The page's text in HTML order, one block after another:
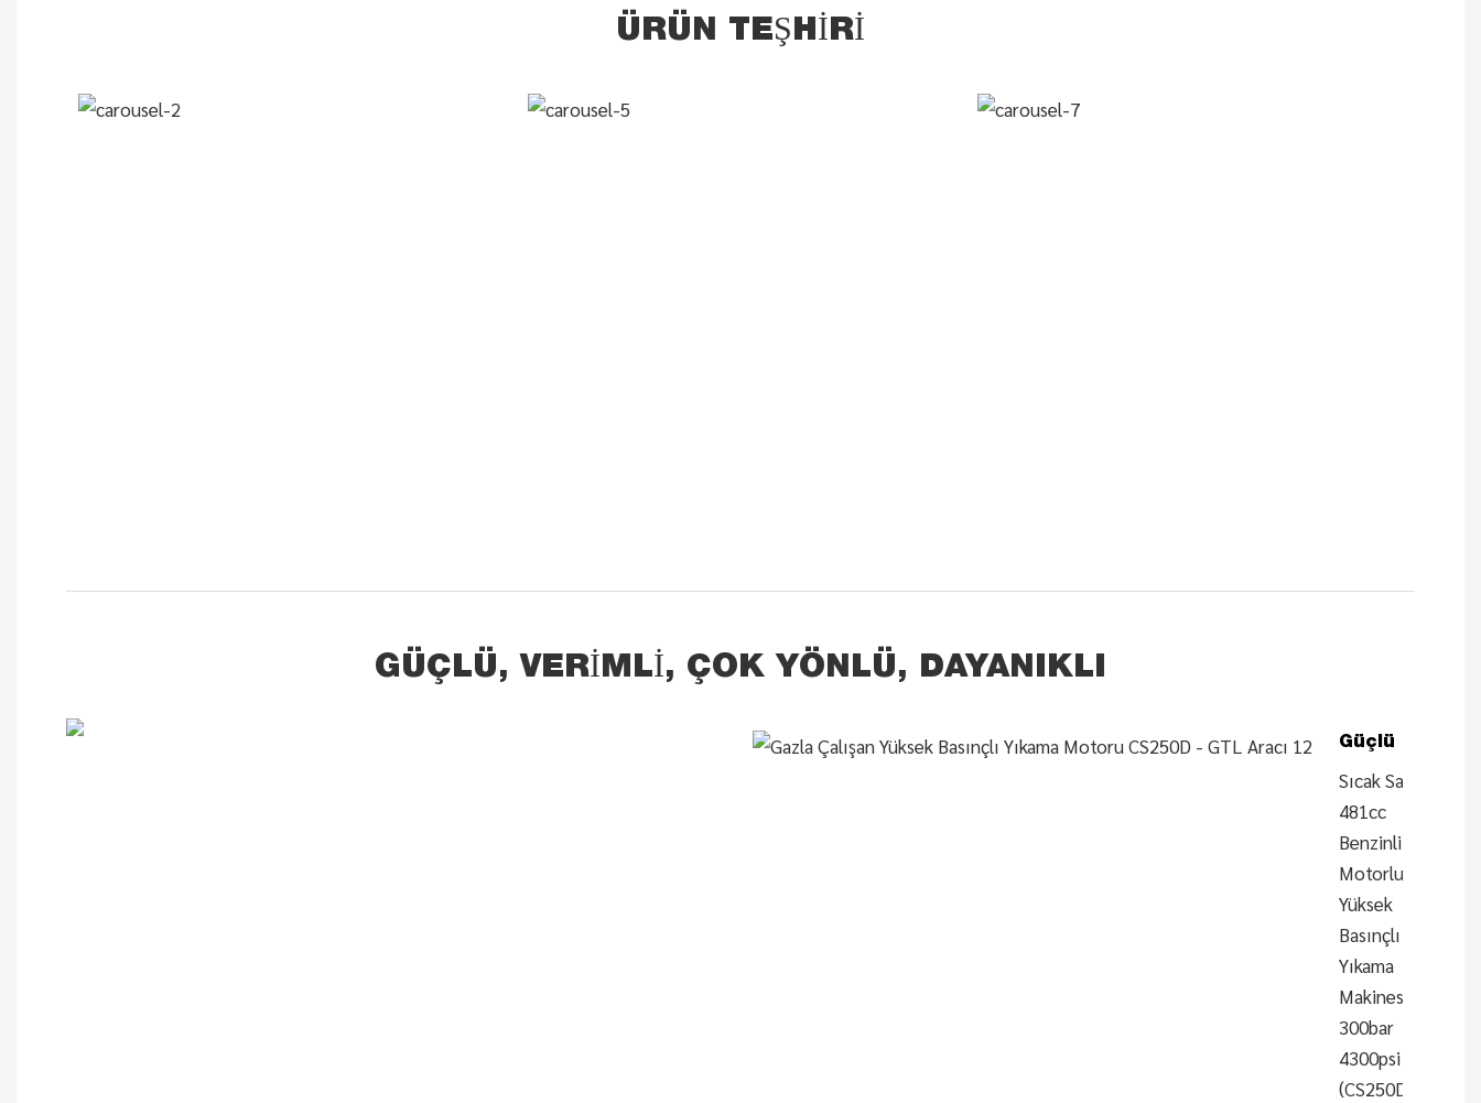
ÜRÜN TEŞHIRI
GÜÇLÜ, VERIMLI, ÇOK YÖNLÜ, DAYANIKLI
Güçlü
Sıcak Satış
481cc
Benzinli
Motorlu
Yüksek
Basınçlı
Yıkama
Makinesi
300bar
4300psi
(CS250D),